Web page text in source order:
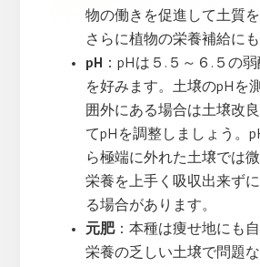
物の働きを促進して土質を
さらに植物の栄養補給にも
pH
：pHは５.５～６.５の
を好みます。土壌のpHを
囲外にある場合は土壌改
てpHを調整しましょう。
ら極端に外れた土壌では
栄養を上手く吸収出来ず
る場合があります。
元肥：本種は痩せ地にも自
栄養の乏しい土壌で問題な